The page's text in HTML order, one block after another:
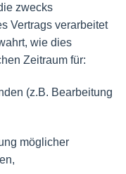
zwecks
Vertrags verarbeitet
wie dies
Zeitraum für:
(z.B. Bearbeitung
möglicher